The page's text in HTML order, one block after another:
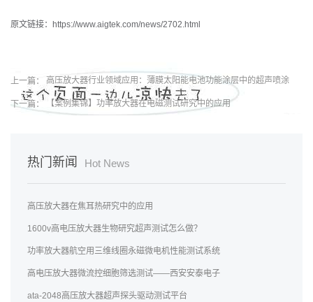
原文链接：https://www.aigtek.com/news/2702.html
上一篇： 高压放大器行业领域应用：薄膜太阳能电池功能涂层中的超声喷涂
下一篇： 【案例集锦】功率放大器在电磁测试研究中的应用
热门新闻 Hot News
高压放大器在焦耳热研究中的应用
1600v高电压放大器生物研究超声测试怎么做？
功率放大器航空用三维线圈永磁微电机性能测试系统
高电压放大器微流控细胞筛选测试——西安安泰电子
ata-2048高压放大器超声探头驱动测试平台